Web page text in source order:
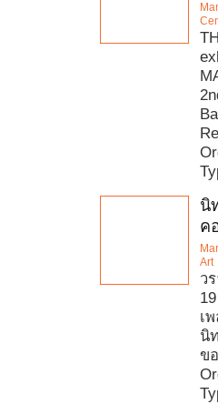
นิ
ค
Art
ว
เ
นิ
ข